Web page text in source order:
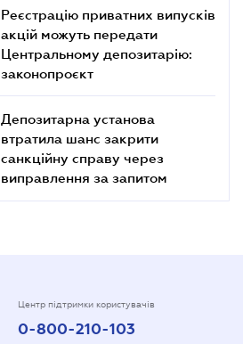
Реєстрацію приватних випусків
акцій можуть передати
Центральному депозитарію:
законопроєкт
Депозитарна установа
втратила шанс закрити
санкційну справу через
виправлення за запитом
Центр підтримки користувачів
0-800-210-103